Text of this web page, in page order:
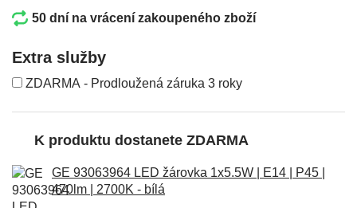
50 dní na vrácení zakoupeného zboží
Extra služby
ZDARMA - Prodloužená záruka 3 roky
K produktu dostanete ZDARMA
GE 93063964 LED žárovka 1x5.5W | E14 | P45 |
470lm | 2700K - bílá